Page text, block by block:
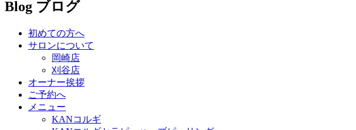
Blog ブログ
初めての方へ
サロンについて
岡崎店
刈谷店
オーナー挨拶
ご予約へ
メニュー
KANコルギ